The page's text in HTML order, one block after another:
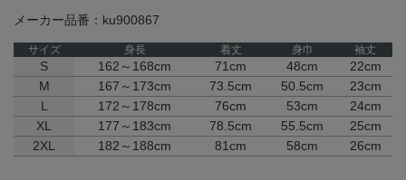
メーカー品番：ku900867
サイズ 身長 着丈 身巾 袖丈
S 162～168cm 71cm 48cm
22cm
M
167～173cm 73.5cm 50.5cm
23cm
L
172～178cm 76cm 53cm
24cm
XL
177～183cm 78.5cm 55.5cm
25cm
2XL
182～188cm 81cm 58cm 26cm